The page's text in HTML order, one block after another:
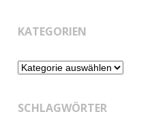
KATEGORIEN
Kategorien
SCHLAGWÖRTER